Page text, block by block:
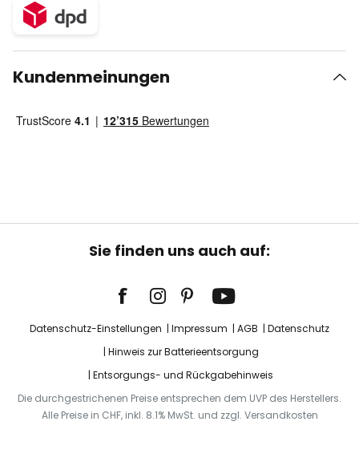
Kundenmeinungen
Sie finden uns auch auf:
Datenschutz-Einstellungen Impressum AGB
Datenschutz
Hinweis zur Batterieentsorgung
Entsorgungs- und Rückgabehinweis
Die durchgestrichenen Preise entsprechen dem UVP des Herstellers.
Alle Preise in CHF, inkl. 8.1% MwSt. und zzgl. Versandkosten